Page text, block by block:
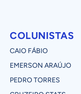
COLUNISTAS
CAIO FÁBIO
EMERSON ARAÚJO
PEDRO TORRES